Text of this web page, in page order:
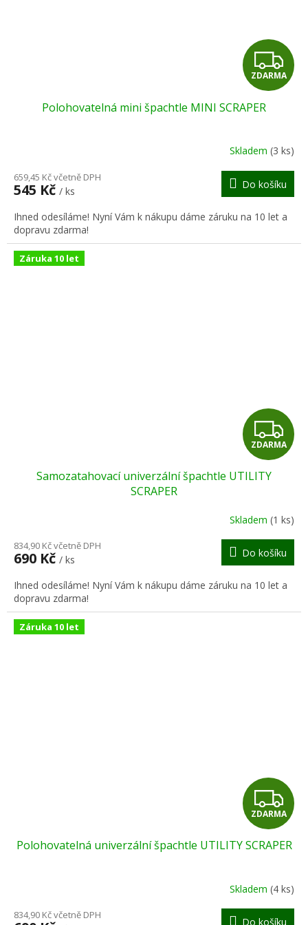
Z
D
R
M
A
ZDARMA
Polohovatelná mini špachtle MINI SCRAPER
Skladem (3 ks)
659,45 Kč včetně DPH
545 Kč / ks
Do košíku
Ihned odesíláme! Nyní Vám k nákupu dáme záruku na 10 let a
dopravu zdarma!
Záruka 10 let
Z
D
R
M
A
ZDARMA
Samozatahovací univerzální špachtle UTILITY
SCRAPER
Skladem (1 ks)
834,90 Kč včetně DPH
690 Kč / ks
Do košíku
Ihned odesíláme! Nyní Vám k nákupu dáme záruku na 10 let a
dopravu zdarma!
Záruka 10 let
Z
D
A
R
M
ZDARMA
Polohovatelná univerzální špachtle UTILITY SCRAPER
Skladem (4 ks)
834,90 Kč včetně DPH
Do košíku